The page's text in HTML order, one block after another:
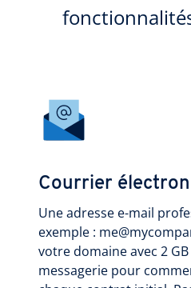
Courrier
Une adresse e-mail
exemple :
votre domaine avec 2
messagerie pour